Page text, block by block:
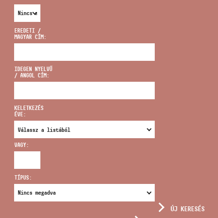
CÍM
infokozpont@bmc.hu
TELEFON
NYITVA TARTÁS
EREDETI /
MAGYAR CÍM:
IDEGEN NYELVŰ
/ ANGOL CÍM:
KELETKEZÉS
ÉVE:
VAGY:
TÍPUS:
ÚJ KERESÉS